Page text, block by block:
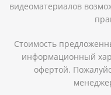
видеоматериалов
Стоимость
информационный
офертой.